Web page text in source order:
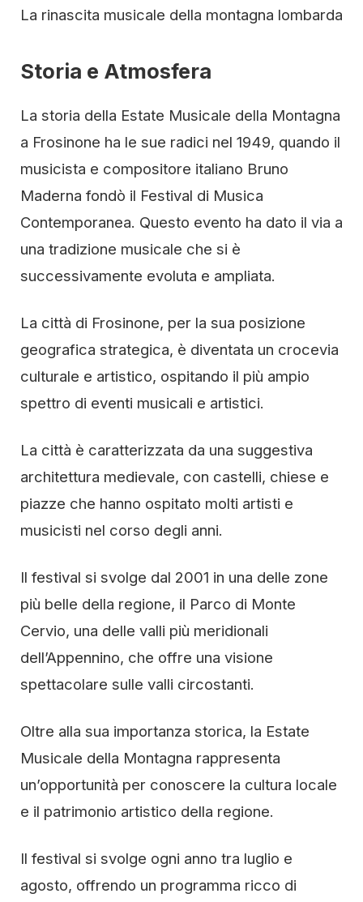
La rinascita musicale della montagna lombarda
Storia e Atmosfera
La storia della Estate Musicale della Montagna
a Frosinone ha le sue radici nel 1949, quando il
musicista e compositore italiano Bruno
Maderna fondò il Festival di Musica
Contemporanea. Questo evento ha dato il via a
una tradizione musicale che si è
successivamente evoluta e ampliata.
La città di Frosinone, per la sua posizione
geografica strategica, è diventata un crocevia
culturale e artistico, ospitando il più ampio
spettro di eventi musicali e artistici.
La città è caratterizzata da una suggestiva
architettura medievale, con castelli, chiese e
piazze che hanno ospitato molti artisti e
musicisti nel corso degli anni.
Il festival si svolge dal 2001 in una delle zone
più belle della regione, il Parco di Monte
Cervio, una delle valli più meridionali
dell’Appennino, che offre una visione
spettacolare sulle valli circostanti.
Oltre alla sua importanza storica, la Estate
Musicale della Montagna rappresenta
un’opportunità per conoscere la cultura locale
e il patrimonio artistico della regione.
Il festival si svolge ogni anno tra luglio e
agosto, offrendo un programma ricco di